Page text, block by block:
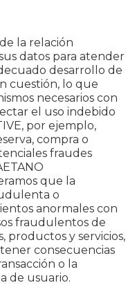
la relación
datos para atender
desarrollo de
cuestión, lo que
necesarios con
el uso indebido
por ejemplo,
compra o
fraudes
que la
o
anormales con
fraudulentos de
productos y servicios,
consecuencias
o la
de usuario.